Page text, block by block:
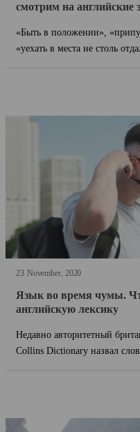
смотрим на английские
«Быть в положении»,
«уехать в места не столь
23 November 2020
Язык во время чумы.
английскую лексику
Недавно авторитетный
Collins Dictionary назвал